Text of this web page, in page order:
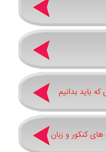
کنکور و زبان